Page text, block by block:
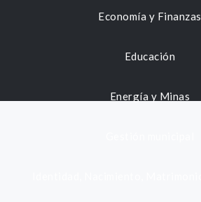
Economía y Finanzas
Educación
Energía y Minas